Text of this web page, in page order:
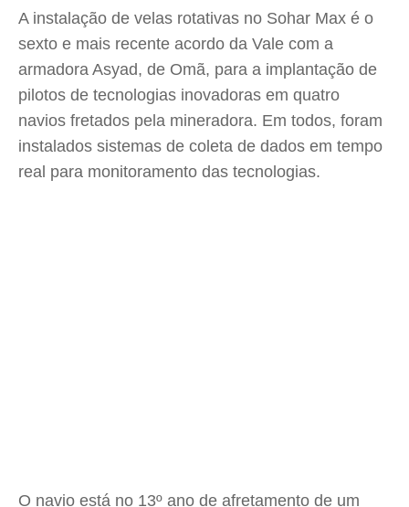
A instalação de velas rotativas no Sohar Max é o
sexto e mais recente acordo da Vale com a
armadora Asyad, de Omã, para a implantação de
pilotos de tecnologias inovadoras em quatro
navios fretados pela mineradora. Em todos, foram
instalados sistemas de coleta de dados em tempo
real para monitoramento das tecnologias.
O navio está no 13º ano de afretamento de um